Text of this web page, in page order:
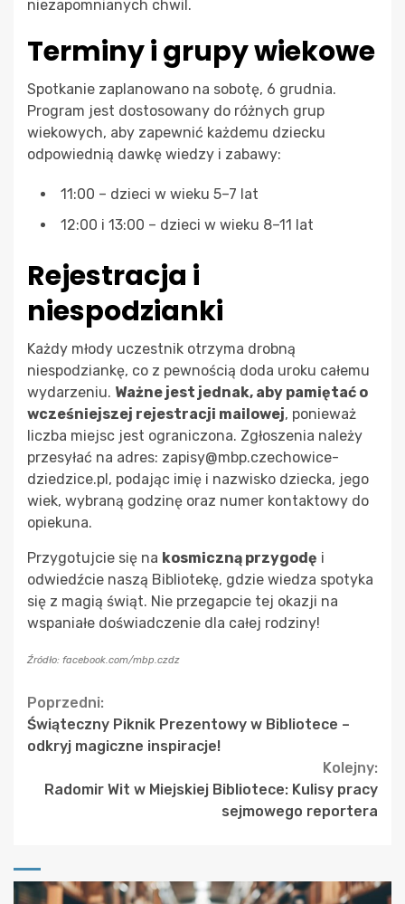
niezapomnianych chwil.
Terminy i grupy wiekowe
Spotkanie zaplanowano na sobotę, 6 grudnia.
Program jest dostosowany do różnych grup
wiekowych, aby zapewnić każdemu dziecku
odpowiednią dawkę wiedzy i zabawy:
11:00 – dzieci w wieku 5–7 lat
12:00 i 13:00 – dzieci w wieku 8–11 lat
Rejestracja i
niespodzianki
Każdy młody uczestnik otrzyma drobną
niespodziankę, co z pewnością doda uroku całemu
wydarzeniu. Ważne jest jednak, aby pamiętać o
wcześniejszej rejestracji mailowej, ponieważ
liczba miejsc jest ograniczona. Zgłoszenia należy
przesyłać na adres: zapisy@mbp.czechowice-
dziedzice.pl , podając imię i nazwisko dziecka, jego
wiek, wybraną godzinę oraz numer kontaktowy do
opiekuna.
Przygotujcie się na kosmiczną przygodę i
odwiedźcie naszą Bibliotekę, gdzie wiedza spotyka
się z magią świąt. Nie przegapcie tej okazji na
wspaniałe doświadczenie dla całej rodziny!
Źródło: facebook.com/mbp.czdz
Continue
Reading
Poprzedni:
Świąteczny Piknik Prezentowy w Bibliotece –
odkryj magiczne inspiracje!
Kolejny:
Radomir Wit w Miejskiej Bibliotece: Kulisy pracy
sejmowego reportera